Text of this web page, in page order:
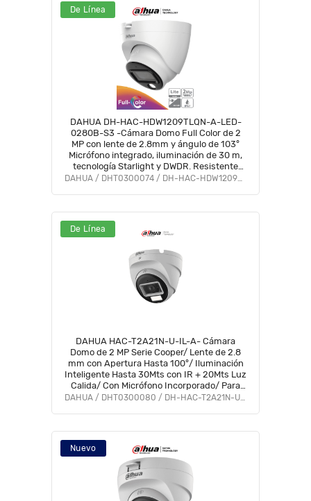
De Línea
DAHUA DH-HAC-HDW1209TLQN-A-LED-
0280B-S3 -Cámara Domo Full Color de 2
MP con lente de 2.8mm y ángulo de 103°
Micrófono integrado, iluminación de 30 m,
tecnología Starlight y DWDR. Resistente
con IP67, visión clara en baja luz #M1
DAHUA / DHT0300074 / DH-HAC-HDW1209TLQN-A-LED-S3
De Línea
DAHUA HAC-T2A21N-U-IL-A- Cámara
Domo de 2 MP Serie Cooper/ Lente de 2.8
mm con Apertura Hasta 100°/ Iluminación
Inteligente Hasta 30Mts con IR + 20Mts Luz
Calida/ Con Micrófono Incorporado/ Para
Exterior IP67/ Metal #OD #CD #ACOO
DAHUA / DHT0300080 / DH-HAC-T2A21N-U-IL-A
Nuevo